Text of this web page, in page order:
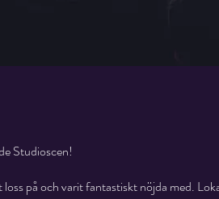
Studioscen!
på och varit fantastiskt nöjda med.